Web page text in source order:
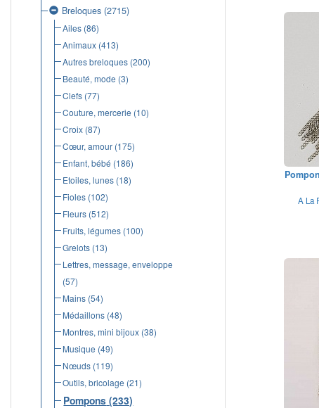
Breloques (2715)
Ailes(86)
Animaux(413)
Autres breloques(200)
Beauté, mode (3)
Clefs(77)
Couture, mercerie (10)
Croix(87)
Cœur, amour(175)
Enfant, bébé (186)
Etoiles, lunes(18)
Fioles(102)
Fleurs(512)
Fruits, légumes(100)
Grelots(13)
Lettres, message, enveloppe
(57)
Mains(54)
Médaillons(48)
Montres, mini bijoux(38)
Musique (49)
Nœuds(119)
Outils, bricolage (21)
Pompons (233)
A La